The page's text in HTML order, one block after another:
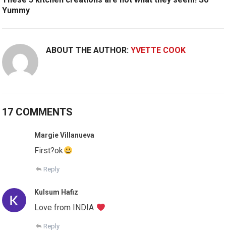
Yummy
ABOUT THE AUTHOR:YVETTE COOK
17 COMMENTS
Margie Villanueva
First?ok
Reply
Kulsum Hafiz
Love from INDIA
Reply